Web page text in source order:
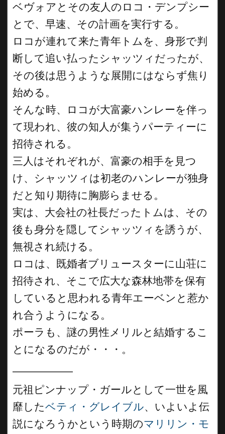
ベヴォアとその友人のロコ・デンプシー
とで、早速、その計画を実行する。
ロコが連れて来た青年トムを、身形で判
断して追い払ったシャッツィだったが、
その後は思うような展開にはならず焦り
始める。
そんな時、ロコが大富豪ハンレーを伴っ
て現われ、彼の知人が集うパーティーに
招待される。
三人はそれぞれが、富豪の相手を見つ
け、シャッツィは初老のハンレーが独身
だと知り期待に胸膨らませる。
実は、大会社の社長だったトムは、その
後も身分を隠してシャッツィを誘うが、
無視され続ける。
ロコは、既婚者ブリュースターに山荘に
招待され、そこで広大な森林地帯を保有
していると思われる青年エーベンと惹か
れ合うようになる。
ポーラも、謎の男性メリルと結婚するこ
とになるのだが・・・。
元祖ピンナップ・ガールとして一世を風
靡したベティ・グレイブル、いよいよ伝
説になろうかという時期のマリリン・モ